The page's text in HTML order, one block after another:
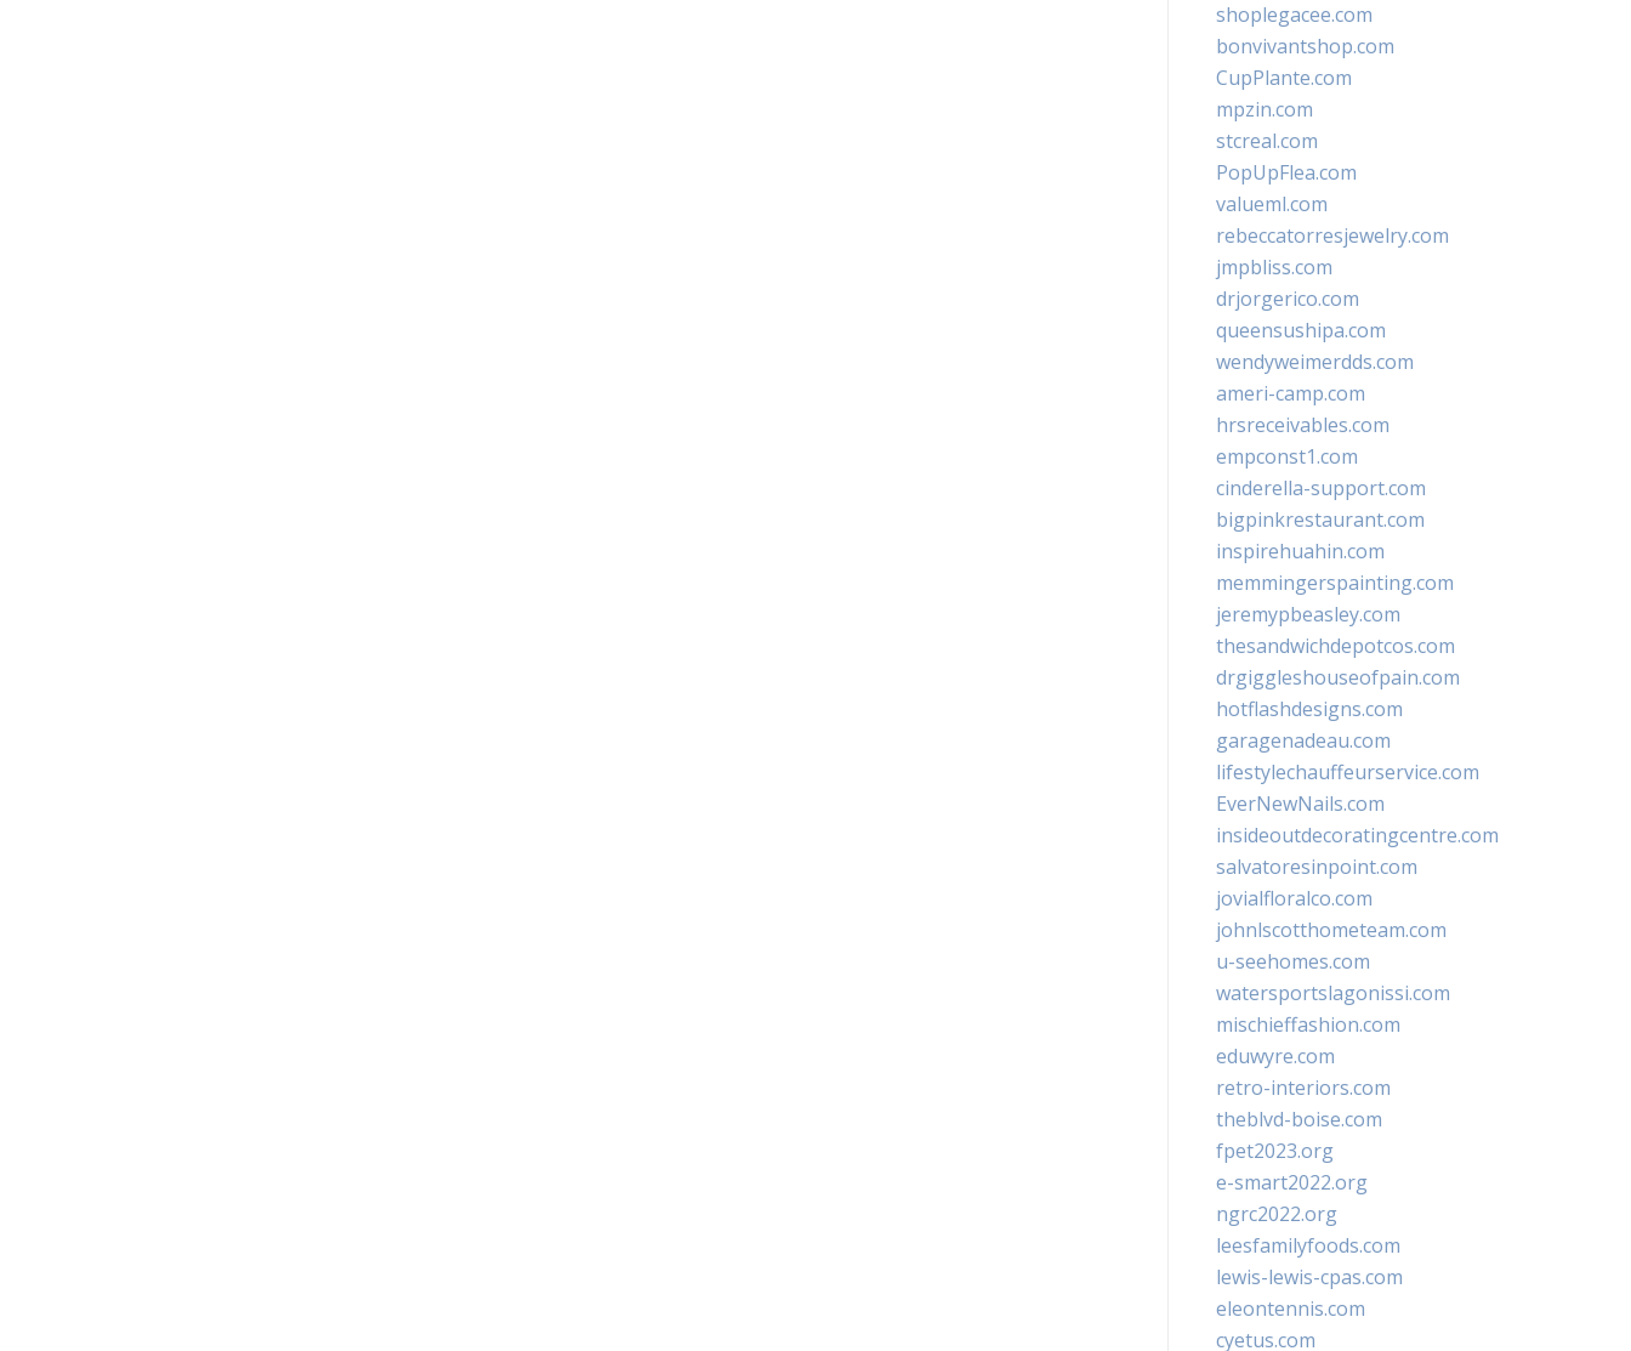
shoplegacee.com
bonvivantshop.com
CupPlante.com
mpzin.com
stcreal.com
PopUpFlea.com
valueml.com
rebeccatorresjewelry.com
jmpbliss.com
drjorgerico.com
queensushipa.com
wendyweimerdds.com
ameri-camp.com
hrsreceivables.com
empconst1.com
cinderella-support.com
bigpinkrestaurant.com
inspirehuahin.com
memmingerspainting.com
jeremypbeasley.com
thesandwichdepotcos.com
drgiggleshouseofpain.com
hotflashdesigns.com
garagenadeau.com
lifestylechauffeurservice.com
EverNewNails.com
insideoutdecoratingcentre.com
salvatoresinpoint.com
jovialfloralco.com
johnlscotthometeam.com
u-seehomes.com
watersportslagonissi.com
mischieffashion.com
eduwyre.com
retro-interiors.com
theblvd-boise.com
fpet2023.org
e-smart2022.org
ngrc2022.org
leesfamilyfoods.com
lewis-lewis-cpas.com
eleontennis.com
cyetus.com